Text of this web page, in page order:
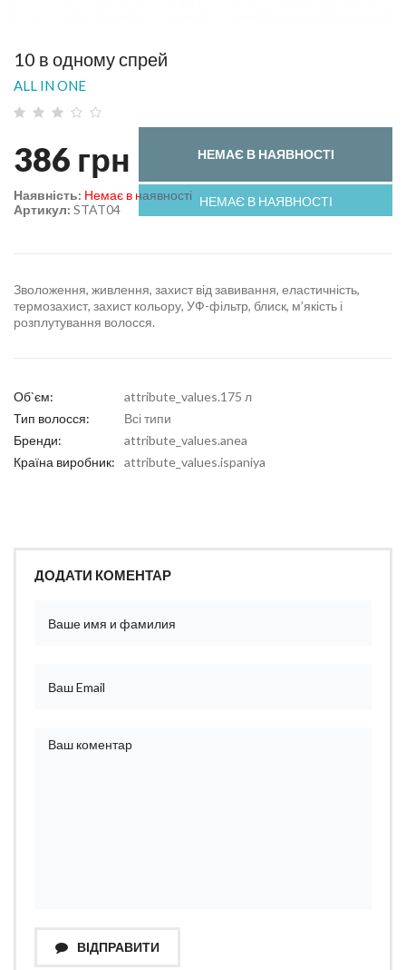
10 в одному спрей
ALL IN ONE
386 грн НЕМАЄ В НАЯВНОСТІ
НЕМАЄ В НАЯВНОСТІ
Артикул: STAT04
Наявність: Немає в наявності
Зволоження, живлення, захист від завивання, еластичність,
термозахист, захист кольору, УФ-фільтр, блиск, м’якість і
розплутування волосся.
Об`єм:
attribute_values.175 л
Тип волосся:
Всі типи
Бренди:
attribute_values.anea
Країна виробник:
attribute_values.ispaniya
ДОДАТИ КОМЕНТАР
ВІДПРАВИТИ